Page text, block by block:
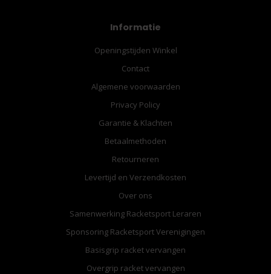
Informatie
Openingstijden Winkel
Contact
Algemene voorwaarden
Privacy Policy
Garantie & Klachten
Betaalmethoden
Retourneren
Levertijd en Verzendkosten
Over ons
Samenwerking Racketsport Leraren
Sponsoring Racketsport Verenigingen
Basisgrip racket vervangen
Overgrip racket vervangen